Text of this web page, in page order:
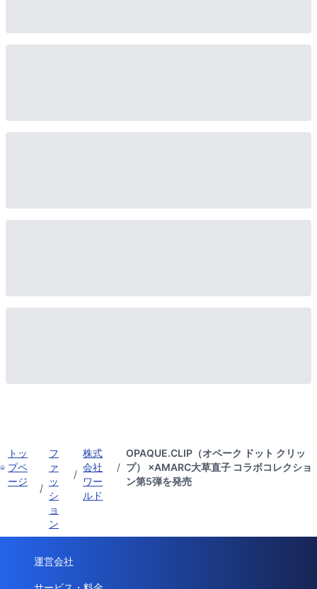
トッ
プペ
ージ
/
フ
ァ
ッ
シ
ョ
ン
/
株式
会社
ワー
ルド
/
OPAQUE.CLIP（オペーク ドット クリッ
プ） ×AMARC大草直子 コラボコレクショ
ン第5弾を発売
運営会社